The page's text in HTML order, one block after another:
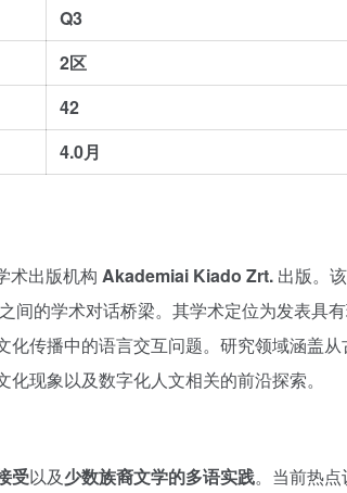
Q3
2区
42
4.0月
术出版机构 Akademiai Kiado Zrt. 出版。
间的学术对话桥梁。其学术定位为发表具
传播中的语言交互问题。研究领域涵盖从
现象以及数字化人文相关的前沿探索。
受以及少数族裔文学的多语实践。当前热点